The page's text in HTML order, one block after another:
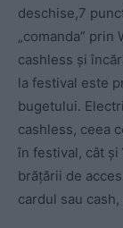
deschise,7
„comanda”
cashless și
la festival este
bugetului.
cashless, ceea
în festival, cât și
brățării de
cardul sau